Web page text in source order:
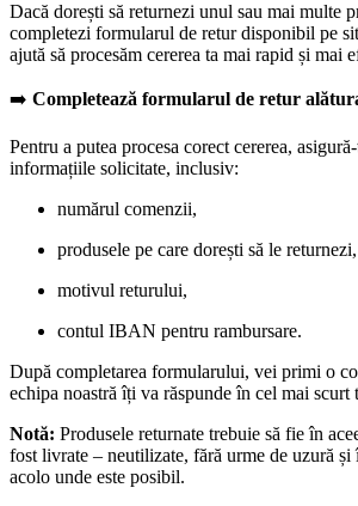
Dacă dorești să returnezi unul sau mai multe
completezi formularul de retur disponibil pe
ajută să procesăm cererea ta mai rapid și mai
➡️ Completează formularul de retur
Pentru a putea procesa corect cererea,
informațiile solicitate, inclusiv:
numărul comenzii,
produsele pe care dorești să le returnezi,
motivul returului,
contul IBAN pentru rambursare.
După completarea formularului, vei primi o
echipa noastră îți va răspunde în cel mai
Notă: Produsele returnate trebuie să fie în
fost livrate – neutilizate, fără urme de uzură
acolo unde este posibil.